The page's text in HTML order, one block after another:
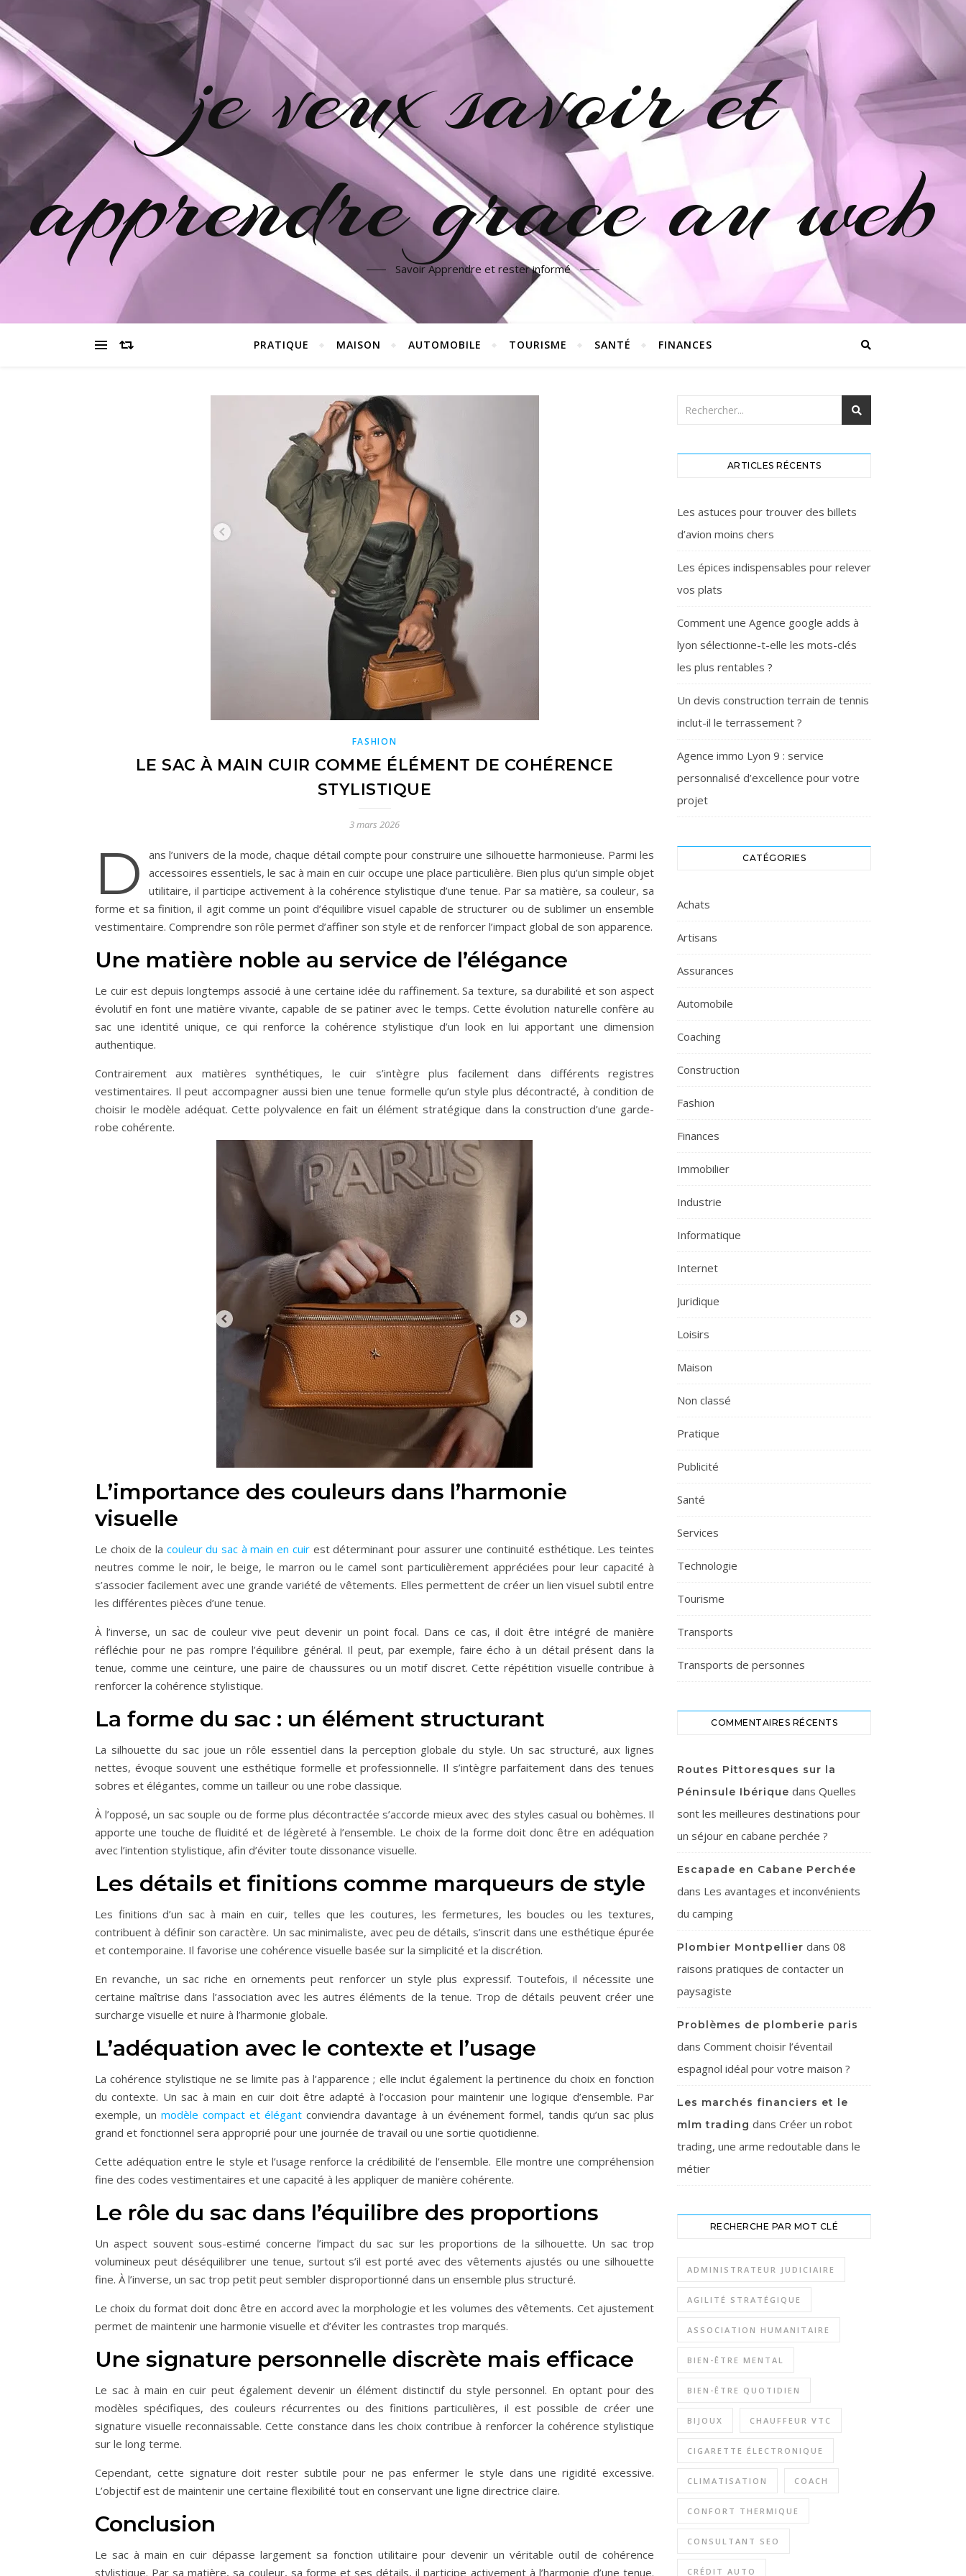
je veux savoir et
apprendre grace au web
Savoir Apprendre et rester informé
PRATIQUE MAISON AUTOMOBILE TOURISME SANTÉ FINANCES
FASHION
LE SAC À MAIN CUIR COMME ÉLÉMENT DE COHÉRENCE
STYLISTIQUE
3 mars 2026
D
ans l’univers de la mode, chaque détail compte pour construire une silhouette harmonieuse. Parmi les
accessoires essentiels, le sac à main en cuir occupe une place particulière. Bien plus qu’un simple objet
utilitaire, il participe activement à la cohérence stylistique d’une tenue. Par sa matière, sa couleur, sa
forme et sa finition, il agit comme un point d’équilibre visuel capable de structurer ou de sublimer un ensemble
vestimentaire. Comprendre son rôle permet d’affiner son style et de renforcer l’impact global de son apparence.
Une matière noble au service de l’élégance
Le cuir est depuis longtemps associé à une certaine idée du raffinement. Sa texture, sa durabilité et son aspect
évolutif en font une matière vivante, capable de se patiner avec le temps. Cette évolution naturelle confère au
sac une identité unique, ce qui renforce la cohérence stylistique d’un look en lui apportant une dimension
authentique.
Contrairement aux matières synthétiques, le cuir s’intègre plus facilement dans différents registres
vestimentaires. Il peut accompagner aussi bien une tenue formelle qu’un style plus décontracté, à condition de
choisir le modèle adéquat. Cette polyvalence en fait un élément stratégique dans la construction d’une garde-
robe cohérente.
L’importance des couleurs dans l’harmonie
visuelle
Le choix de la couleur du sac à main en cuirest déterminant pour assurer une continuité esthétique. Les teintes
neutres comme le noir, le beige, le marron ou le camel sont particulièrement appréciées pour leur capacité à
s’associer facilement avec une grande variété de vêtements. Elles permettent de créer un lien visuel subtil entre
les différentes pièces d’une tenue.
À l’inverse, un sac de couleur vive peut devenir un point focal. Dans ce cas, il doit être intégré de manière
réfléchie pour ne pas rompre l’équilibre général. Il peut, par exemple, faire écho à un détail présent dans la
tenue, comme une ceinture, une paire de chaussures ou un motif discret. Cette répétition visuelle contribue à
renforcer la cohérence stylistique.
La forme du sac : un élément structurant
La silhouette du sac joue un rôle essentiel dans la perception globale du style. Un sac structuré, aux lignes
nettes, évoque souvent une esthétique formelle et professionnelle. Il s’intègre parfaitement dans des tenues
sobres et élégantes, comme un tailleur ou une robe classique.
À l’opposé, un sac souple ou de forme plus décontractée s’accorde mieux avec des styles casual ou bohèmes. Il
apporte une touche de fluidité et de légèreté à l’ensemble. Le choix de la forme doit donc être en adéquation
avec l’intention stylistique, afin d’éviter toute dissonance visuelle.
Les détails et finitions comme marqueurs de style
Les finitions d’un sac à main en cuir, telles que les coutures, les fermetures, les boucles ou les textures,
contribuent à définir son caractère. Un sac minimaliste, avec peu de détails, s’inscrit dans une esthétique épurée
et contemporaine. Il favorise une cohérence visuelle basée sur la simplicité et la discrétion.
En revanche, un sac riche en ornements peut renforcer un style plus expressif. Toutefois, il nécessite une
certaine maîtrise dans l’association avec les autres éléments de la tenue. Trop de détails peuvent créer une
surcharge visuelle et nuire à l’harmonie globale.
L’adéquation avec le contexte et l’usage
La cohérence stylistique ne se limite pas à l’apparence ; elle inclut également la pertinence du choix en fonction
du contexte. Un sac à main en cuir doit être adapté à l’occasion pour maintenir une logique d’ensemble. Par
exemple, unmodèle compact et élégant conviendra davantage à un événement formel, tandis qu’un sac plus
grand et fonctionnel sera approprié pour une journée de travail ou une sortie quotidienne.
Cette adéquation entre le style et l’usage renforce la crédibilité de l’ensemble. Elle montre une compréhension
fine des codes vestimentaires et une capacité à les appliquer de manière cohérente.
Le rôle du sac dans l’équilibre des proportions
Un aspect souvent sous-estimé concerne l’impact du sac sur les proportions de la silhouette. Un sac trop
volumineux peut déséquilibrer une tenue, surtout s’il est porté avec des vêtements ajustés ou une silhouette
fine. À l’inverse, un sac trop petit peut sembler disproportionné dans un ensemble plus structuré.
Le choix du format doit donc être en accord avec la morphologie et les volumes des vêtements. Cet ajustement
permet de maintenir une harmonie visuelle et d’éviter les contrastes trop marqués.
Une signature personnelle discrète mais efficace
Le sac à main en cuir peut également devenir un élément distinctif du style personnel. En optant pour des
modèles spécifiques, des couleurs récurrentes ou des finitions particulières, il est possible de créer une
signature visuelle reconnaissable. Cette constance dans les choix contribue à renforcer la cohérence stylistique
sur le long terme.
Cependant, cette signature doit rester subtile pour ne pas enfermer le style dans une rigidité excessive.
L’objectif est de maintenir une certaine flexibilité tout en conservant une ligne directrice claire.
Conclusion
Le sac à main en cuir dépasse largement sa fonction utilitaire pour devenir un véritable outil de cohérence
stylistique. Par sa matière, sa couleur, sa forme et ses détails, il participe activement à l’harmonie d’une tenue.
ARTICLES RÉCENTS
Les astuces pour trouver des billets
d’avion moins chers
Les épices indispensables pour relever
vos plats
Comment une Agence google adds à
lyon sélectionne-t-elle les mots-clés
les plus rentables ?
Un devis construction terrain de tennis
inclut-il le terrassement ?
Agence immo Lyon 9 : service
personnalisé d’excellence pour votre
projet
CATÉGORIES
Achats
Artisans
Assurances
Automobile
Coaching
Construction
Fashion
Finances
Immobilier
Industrie
Informatique
Internet
Juridique
Loisirs
Maison
Non classé
Pratique
Publicité
Santé
Services
Technologie
Tourisme
Transports
Transports de personnes
COMMENTAIRES RÉCENTS
Routes Pittoresques sur la
Péninsule Ibérique dans Quelles
sont les meilleures destinations pour
un séjour en cabane perchée ?
Escapade en Cabane Perchée
dans Les avantages et inconvénients
du camping
Plombier Montpellier dans 08
raisons pratiques de contacter un
paysagiste
Problèmes de plomberie paris
dans Comment choisir l’éventail
espagnol idéal pour votre maison ?
Les marchés financiers et le
mlm trading dans Créer un robot
trading, une arme redoutable dans le
métier
RECHERCHE PAR MOT CLÉ
ADMINISTRATEUR JUDICIAIRE
AGILITÉ STRATÉGIQUE
ASSOCIATION HUMANITAIRE
BIEN-ÊTRE MENTAL
BIEN-ÊTRE QUOTIDIEN
BIJOUX CHAUFFEUR VTC
CIGARETTE ÉLECTRONIQUE
CLIMATISATION COACH
CONFORT THERMIQUE
CONSULTANT SEO
CRÉDIT AUTO